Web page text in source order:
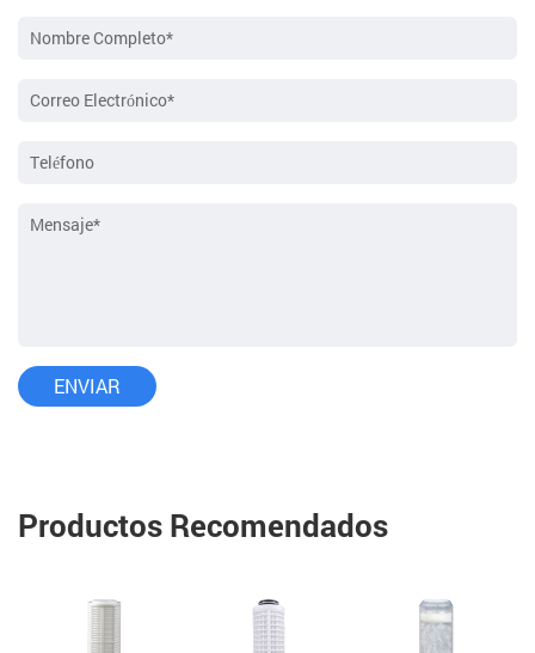
Productos Recomendados